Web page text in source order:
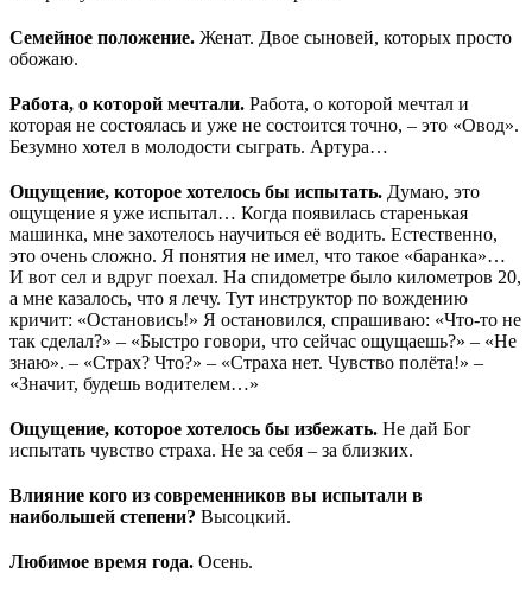
Семейное положение. Женат. Двое сыновей, которых просто
обожаю.
Работа, о которой мечтали. Работа, о которой мечтал и
которая не состоялась и уже не состоится точно, – это «Овод».
Безумно хотел в молодости сыграть. Артура…
Ощущение, которое хотелось бы испытать. Думаю, это
ощущение я уже испытал… Когда появилась старенькая
машинка, мне захотелось научиться её водить. Естественно,
это очень сложно. Я понятия не имел, что такое «баранка»…
И вот сел и вдруг поехал. На спидометре было километров 20,
а мне казалось, что я лечу. Тут инструктор по вождению
кричит: «Остановись!» Я остановился, спрашиваю: «Что-то не
так сделал?» – «Быстро говори, что сейчас ощущаешь?» – «Не
знаю». – «Страх? Что?» – «Страха нет. Чувство полёта!» –
«Значит, будешь водителем…»
Ощущение, которое хотелось бы избежать. Не дай Бог
испытать чувство страха. Не за себя – за близких.
Влияние кого из современников вы испытали в
наибольшей степени? Высоцкий.
Любимое время года. Осень.